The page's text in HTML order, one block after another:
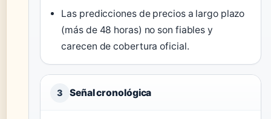
Las predicciones de precios a largo plazo
(más de 48 horas) no son fiables y
carecen de cobertura oficial.
3 Señal cronológica